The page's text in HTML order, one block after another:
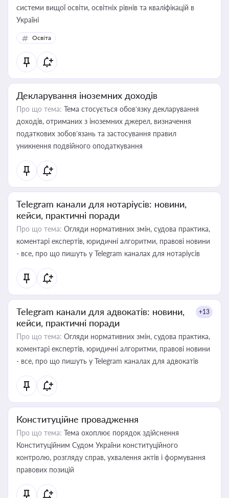
системи вищої освіти, освітніх рівнів та кваліфікацій в
Україні
Освіта
Декларування іноземних доходів
Про що тема: Тема стосується обов’язку декларування
доходів, отриманих з іноземних джерел, визначення
податкових зобов’язань та застосування правил
уникнення подвійного оподаткування
Telegram канали для нотаріусів: новини,
кейси, практичні поради
Про що тема: Огляди нормативних змін, судова практика,
коментарі експертів, юридичні алгоритми, правові новини
- все, про що пишуть у Telegram каналах для нотаріусів
Telegram канали для адвокатів: новини,
кейси, практичні поради
+13
Про що тема: Огляди нормативних змін, судова практика,
коментарі експертів, юридичні алгоритми, правові новини
- все, про що пишуть у Telegram каналах для адвокатів
Конституційне провадження
Про що тема: Тема охоплює порядок здійснення
Конституційним Судом України конституційного
контролю, розгляду справ, ухвалення актів і формування
правових позицій